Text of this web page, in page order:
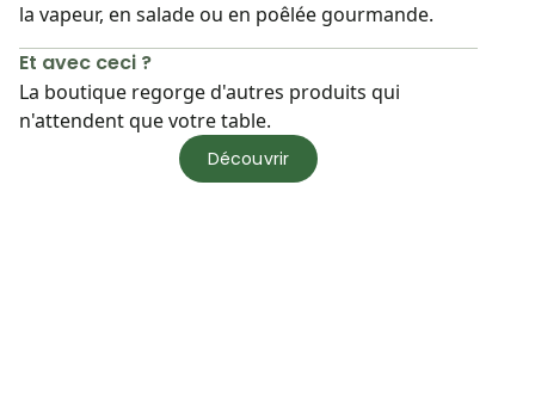
la vapeur, en salade ou en poêlée gourmande.
Et avec ceci ?
La boutique regorge d'autres produits qui
n'attendent que votre table.
Découvrir